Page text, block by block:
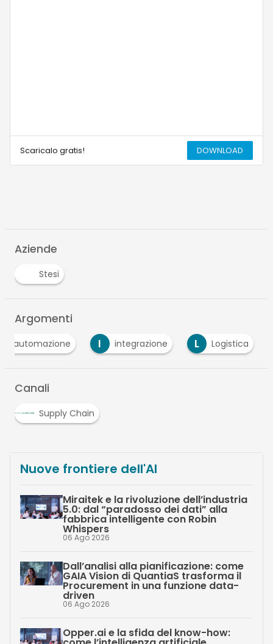
Scaricalo gratis! DOWNLOAD
Aziende
Stesi
Argomenti
automazione I integrazione L Logistica
Canali
Supply Chain
Nuove frontiere dell'AI
Miraitek e la rivoluzione dell’industria
5.0: dal “paradosso dei dati” alla
fabbrica intelligente con Robin
Whispers
06 Ago 2026
Dall’analisi alla pianificazione: come
GAIA Vision di QuantiaS trasforma il
Procurement in una funzione data-
driven
06 Ago 2026
Opper.ai e la sfida del know-how: